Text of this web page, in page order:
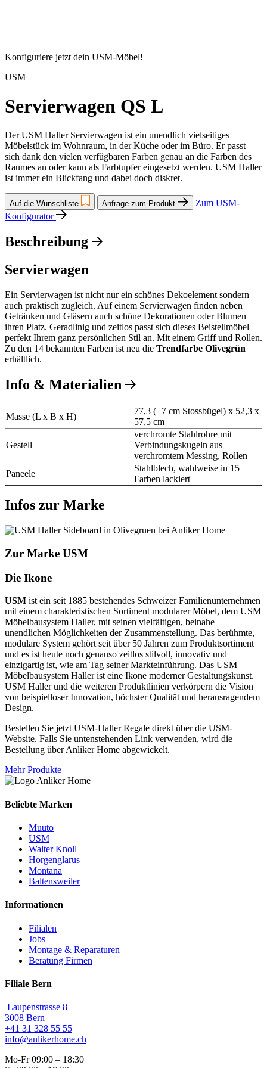
Konfiguriere jetzt dein USM-Möbel!
USM
Servierwagen QS L
Der USM Haller Servierwagen ist ein unendlich vielseitiges
Möbelstück im Wohnraum, in der Küche oder im Büro. Er passt
sich dank den vielen verfügbaren Farben genau an die Farben des
Raumes an oder kann als Farbtupfer eingesetzt werden. USM Haller
ist immer ein Blickfang und dabei doch diskret.
Auf die Wunschliste Anfrage zum Produkt
Zum USM-
Konfigurator
Beschreibung
Servierwagen
Ein Servierwagen ist nicht nur ein schönes Dekoelement sondern
auch praktisch zugleich. Auf einem Servierwagen finden neben
Getränken und Gläsern auch schöne Dekorationen oder Blumen
ihren Platz. Geradlinig und zeitlos passt sich dieses Beistellmöbel
perfekt Ihrem ganz persönlichen Stil an. Mit einem Griff und Rollen.
Zu den 14 bekannten Farben ist neu die Trendfarbe Olivegrün
erhältlich.
Info & Materialien
Masse (L x B x H)
77,3 (+7 cm Stossbügel) x 52,3 x
57,5 cm
Gestell
verchromte Stahlrohre mit
Verbindungskugeln aus
verchromtem Messing, Rollen
Paneele
Stahlblech, wahlweise in 15
Farben lackiert
Infos zur Marke
Zur Marke USM
Die Ikone
USM ist ein seit 1885 bestehendes Schweizer Familienunternehmen
mit einem charakteristischen Sortiment modularer Möbel, dem USM
Möbelbausystem Haller, mit seinen vielfältigen, beinahe
unendlichen Möglichkeiten der Zusammenstellung. Das berühmte,
modulare System gehört seit über 50 Jahren zum Produktsortiment
und es ist heute noch genauso zeitlos stilvoll, innovativ und
einzigartig ist, wie am Tag seiner Markteinführung. Das USM
Möbelbausystem Haller ist eine Ikone moderner Gestaltungskunst.
USM Haller und die weiteren Produktlinien verkörpern die Vision
von beispielloser Innovation, höchster Qualität und herausragendem
Design.
Bestellen Sie jetzt USM-Haller Regale direkt über die USM-
Website. Falls Sie untenstehenden Link verwenden, wird die
Bestellung über Anliker Home abgewickelt.
Mehr Produkte
Beliebte Marken
Muuto
USM
Walter Knoll
Horgenglarus
Montana
Baltensweiler
Informationen
Filialen
Jobs
Montage & Reparaturen
Beratung Firmen
Filiale Bern
Laupenstrasse 8
3008 Bern
+41 31 328 55 55
info@anlikerhome.ch
Mo-Fr 09:00 – 18:30